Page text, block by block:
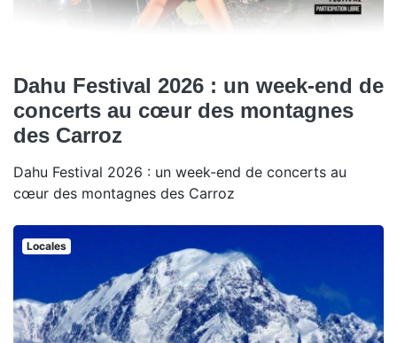
Dahu Festival 2026 : un week-end de
concerts au cœur des montagnes
des Carroz
Dahu Festival 2026 : un week-end de concerts au
cœur des montagnes des Carroz
Locales